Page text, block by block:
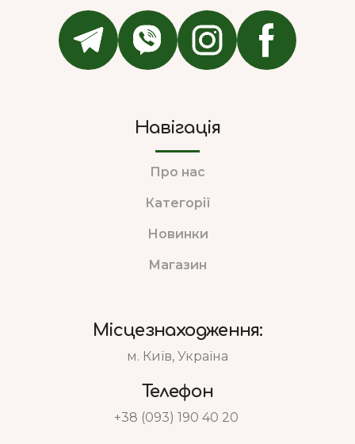
Навігація
Про нас
Категорії
Новинки
Магазин
Місцезнаходження:
м. Київ, Україна
Телефон
+38 (093) 190 40 20